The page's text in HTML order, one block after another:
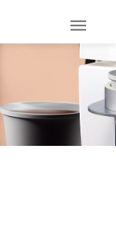
menu